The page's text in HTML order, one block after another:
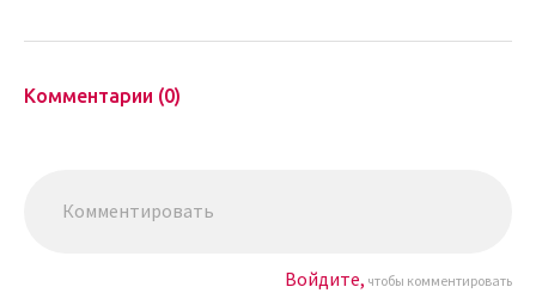
Комментарии (0)
Войдите, чтобы комментировать